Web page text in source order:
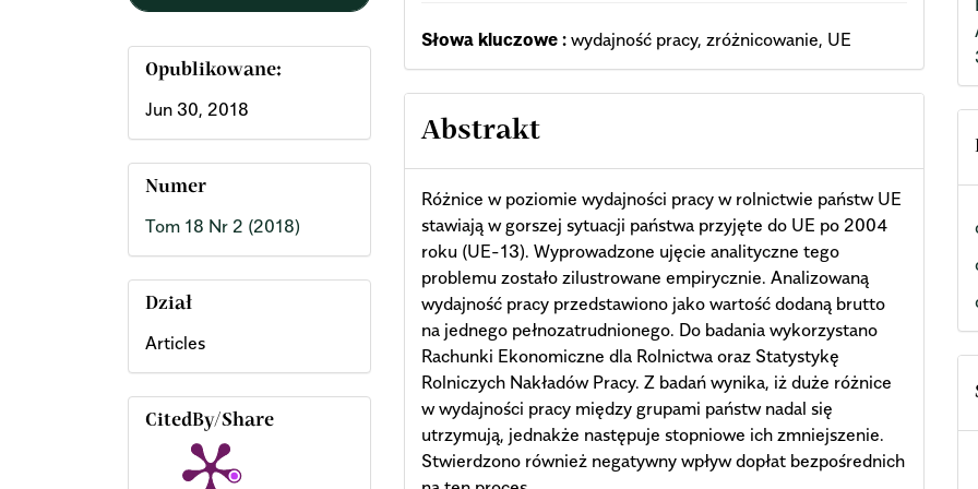
Opublikowane:
Jun 30, 2018
Numer
Tom 18 Nr 2 (2018)
Dział
Articles
CitedBy/Share
Słowa kluczowe : wydajność pracy, zróżnicowanie, UE
Abstrakt
Różnice w poziomie wydajności pracy w rolnictwie państw UE
stawiają w gorszej sytuacji państwa przyjęte do UE po 2004
roku (UE-13). Wyprowadzone ujęcie analityczne tego
problemu zostało zilustrowane empirycznie. Analizowaną
wydajność pracy przedstawiono jako wartość dodaną brutto
na jednego pełnozatrudnionego. Do badania wykorzystano
Rachunki Ekonomiczne dla Rolnictwa oraz Statystykę
Rolniczych Nakładów Pracy. Z badań wynika, iż duże różnice
w wydajności pracy między grupami państw nadal się
utrzymują, jednakże następuje stopniowe ich zmniejszenie.
Stwierdzono również negatywny wpływ dopłat bezpośrednich